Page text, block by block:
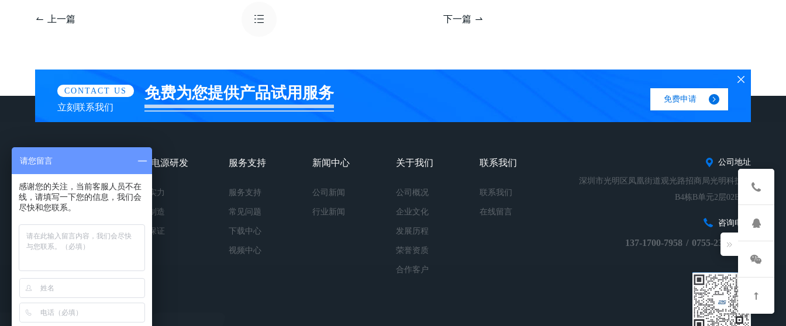
上一篇 下一篇
CONTACT US
立刻联系我们
免费为您提供产品试用服务 免费申请
镀膜电源产品
按种类
按功率
按应用
镀膜电源研发
研发实力
精工制造
品质保证
服务支持
服务支持
常见问题
下载中心
视频中心
新闻中心
公司新闻
行业新闻
关于我们
公司概况
企业文化
发展历程
荣誉资质
合作客户
联系我们
联系我们
在线留言
公司地址
深圳市光明区凤凰街道观光路招商局光明科技园
B4栋B单元2层02B-01
咨询电话
137-1700-7958 / 0755-23248674
请您留言
感谢您的关注，当前客服人员不在
线，请填写一下您的信息，我们会
尽快和您联系。